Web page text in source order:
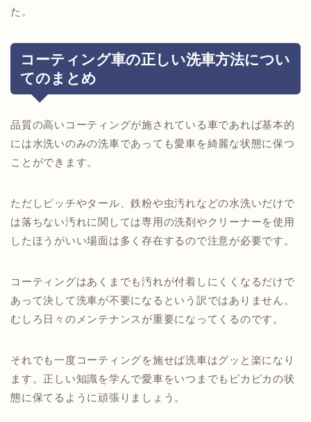
た。
コーティング車の正しい洗車方法につい
てのまとめ
品質の高いコーティングが施されている車であれば基本的
には水洗いのみの洗車であっても愛車を綺麗な状態に保つ
ことができます。
ただしピッチやタール、鉄粉や虫汚れなどの水洗いだけで
は落ちない汚れに関しては専用の洗剤やクリーナーを使用
したほうがいい場面は多く存在するので注意が必要です。
コーティングはあくまでも汚れが付着しにくくなるだけで
あって決して洗車が不要になるという訳ではありません。
むしろ日々のメンテナンスが重要になってくるのです。
それでも一度コーティングを施せば洗車はグッと楽になり
ます。正しい知識を学んで愛車をいつまでもピカピカの状
態に保てるように頑張りましょう。